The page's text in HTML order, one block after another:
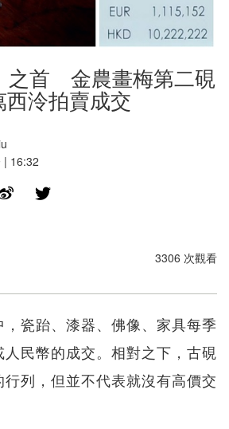
之首 金農畫梅第二硯
西泠拍賣成交
| 16:32
3306 次觀看
瓷跆、漆器、佛像、家具每季
民幣的成交。相對之下，古硯
列，但並不代表就沒有高價交